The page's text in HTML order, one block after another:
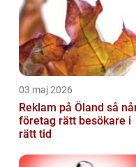
03 maj 2026
Reklam på Öland så når
företag rätt besökare i
rätt tid